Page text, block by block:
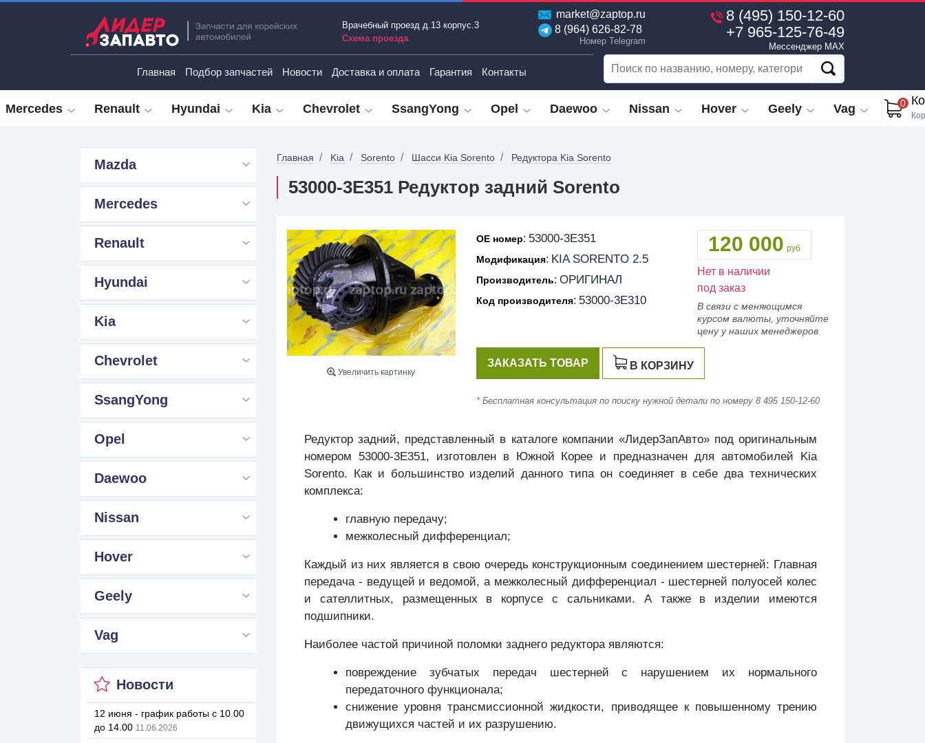
Врачебный проезд д.13 корпус.3
Схема проезда
market@zaptop.ru
8 (964) 626-82-78
Номер Telegram
8 (495) 150-12-60
+7 965-125-76-49
Мессенджер MAX
Главная Подбор запчастей Новости Доставка и оплата Гарантия Контакты
Mercedes Renault Hyundai Kia Chevrolet SsangYong Opel Daewoo Nissan Hover Geely Vag 0
Mazda
Mercedes
Renault
Hyundai
Kia
Chevrolet
SsangYong
Opel
Daewoo
Nissan
Hover
Geely
Vag
Новости
12 июня - график работы с 10.00
до 14.00 11.06.2026
Главная Kia Sorento Шасси Kia Sorento Редуктора Kia Sorento
53000-3E351 Редуктор задний Sorento
Увеличить картинку
OE номер: 53000-3E351
Модификация: KIA SORENTO 2.5
Производитель: ОРИГИНАЛ
Код производителя: 53000-3E310
120 000 руб
Нет в наличии
под заказ
В связи с меняющимся
курсом валюты, уточняйте
цену у наших менеджеров
ЗАКАЗАТЬ ТОВАР В КОРЗИНУ
*Бесплатная консультация по поиску нужной детали по номеру 8 495 150-12-60
Редуктор задний, представленный в каталоге компании «ЛидерЗапАвто» под оригинальным
номером 53000-3E351, изготовлен в Южной Корее и предназначен для автомобилей Kia
Sorento. Как и большинство изделий данного типа он соединяет в себе два технических
комплекса:
главную передачу;
межколесный дифференциал;
Каждый из них является в свою очередь конструкционным соединением шестерней: Главная
передача - ведущей и ведомой, а межколесный дифференциал - шестерней полуосей колес
и сателлитных, размещенных в корпусе с сальниками. А также в изделии имеются
подшипники.
Наиболее частой причиной поломки заднего редуктора являются:
повреждение зубчатых передач шестерней с нарушением их нормального
передаточного функционала;
снижение уровня трансмиссионной жидкости, приводящее к повышенному трению
движущихся частей и их разрушению.